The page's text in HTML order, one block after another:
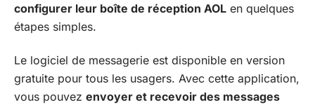
configurer leur boîte de réception AOL en quelques
étapes simples.
Le logiciel de messagerie est disponible en version
gratuite pour tous les usagers. Avec cette application,
vous pouvez envoyer et recevoir des messages